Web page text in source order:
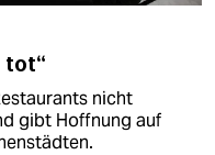
nicht
gibt Hoffnung auf